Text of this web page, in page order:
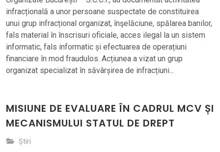
infracțională a unor persoane suspectate de constituirea
unui grup infracțional organizat, înşelăciune, spălarea banilor,
fals material în înscrisuri oficiale, acces ilegal la un sistem
informatic, fals informatic și efectuarea de operațiuni
financiare în mod fraudulos. Acțiunea a vizat un grup
organizat specializat în săvârșirea de infracțiuni...
MISIUNE DE EVALUARE ÎN CADRUL MCV ȘI
MECANISMULUI STATUL DE DREPT
Știri